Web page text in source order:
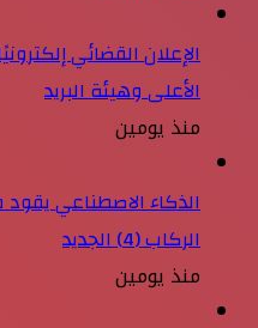
الإعلان القضائي
الأعلى وهيئة البريد
منذ يومين
الذكاء الاصطناعي
الركاب (4) الجديد
منذ يومين